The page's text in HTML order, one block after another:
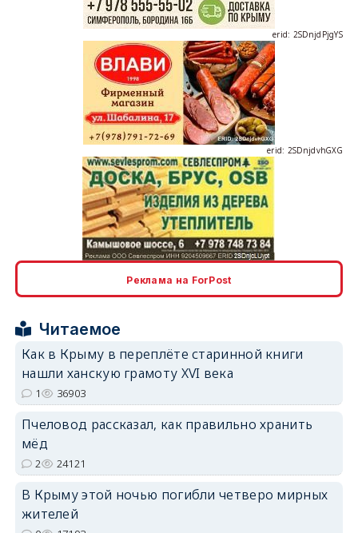
erid: 2SDnjdvhGXG
erid: 2SDnjcLUypt
Реклама на ForPost
Читаемое
Как в Крыму в переплёте старинной книги
нашли ханскую грамоту XVI века
1 36903
Пчеловод рассказал, как правильно хранить
мёд
2 24121
В Крыму этой ночью погибли четверо мирных
жителей